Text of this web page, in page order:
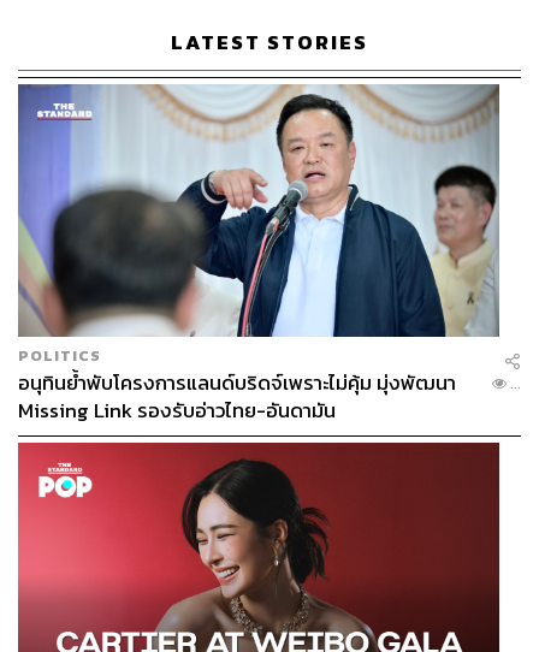
LATEST STORIES
POLITICS
อนุทินย้ำพับโครงการแลนด์บริดจ์เพราะไม่คุ้ม มุ่งพัฒนา
Missing Link รองรับอ่าวไทย-อันดามัน
...